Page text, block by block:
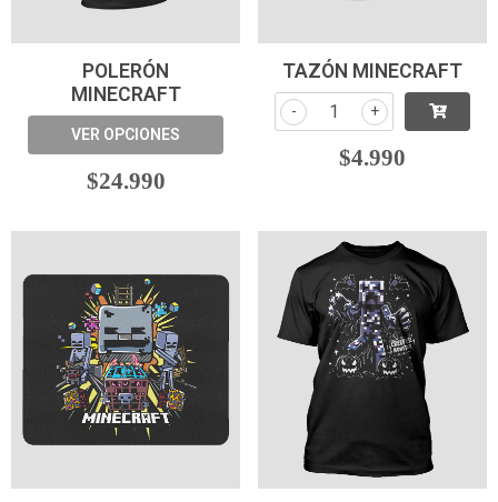
POLERÓN
MINECRAFT
VER OPCIONES
$24.990
TAZÓN MINECRAFT
+
-
$4.990